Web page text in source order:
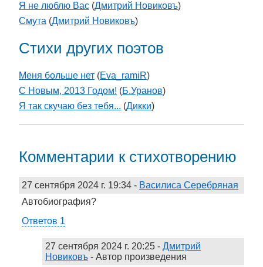
Я не люблю Вас (Дмитрий Новиковъ)
Смута (Дмитрий Новиковъ)
Стихи других поэтов
Меня больше нет (Eva_ramiR)
С Новым, 2013 Годом! (Б.Уранов)
Я так скучаю без тебя... (Дикки)
Комментарии к стихотворению
27 сентября 2024 г. 19:34 - Василиса Серебряная
Автобиография?
Ответов 1
27 сентября 2024 г. 20:25 - Дмитрий
Новиковъ - Автор произведения